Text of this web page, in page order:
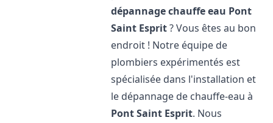
dépannage chauffe eau Pont
Saint Esprit? Vous êtes au bon
endroit ! Notre équipe de
plombiers expérimentés est
spécialisée dans l'installation et
le dépannage de chauffe-eau à
Pont Saint Esprit. Nous